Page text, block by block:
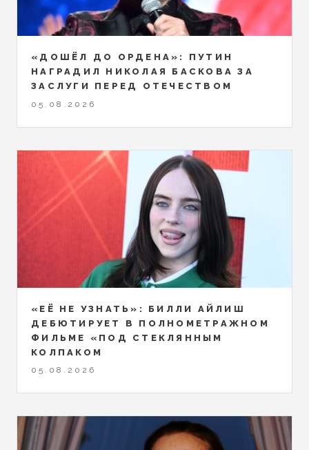
«ДОШЁЛ ДО ОРДЕНА»: ПУТИН
НАГРАДИЛ НИКОЛАЯ БАСКОВА ЗА
ЗАСЛУГИ ПЕРЕД ОТЕЧЕСТВОМ
05.08.2026
«ЕЁ НЕ УЗНАТЬ»: БИЛЛИ АЙЛИШ
ДЕБЮТИРУЕТ В ПОЛНОМЕТРАЖНОМ
ФИЛЬМЕ «ПОД СТЕКЛЯННЫМ
КОЛПАКОМ
05.08.2026